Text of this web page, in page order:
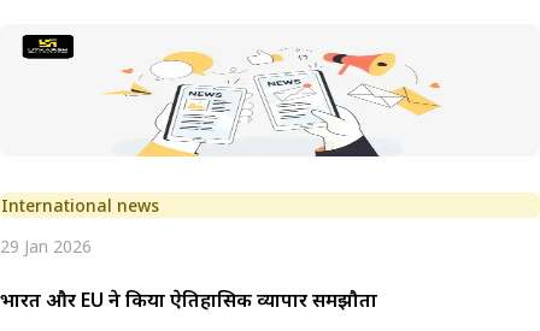
International news
29 Jan 2026
भारत और EU ने किया ऐतिहासिक व्यापार समझौता